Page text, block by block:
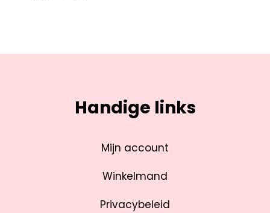
Handige links
Mijn account
Winkelmand
Privacybeleid